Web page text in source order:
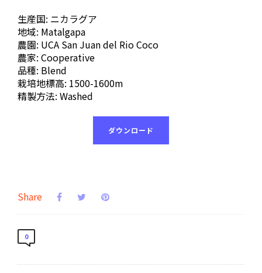
生産国: ニカラグア
地域: Matalgapa
農園: UCA San Juan del Rio Coco
農家: Cooperative
品種: Blend
栽培地標高: 1500-1600m
精製方法: Washed
ダウンロード
Share
0